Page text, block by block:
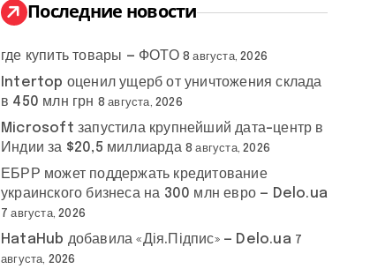
:
Последние новости
где купить товары — ФОТО 8 августа, 2026
Intertop оценил ущерб от уничтожения склада
в 450 млн грн 8 августа, 2026
Microsoft запустила крупнейший дата-центр в
Индии за $20,5 миллиарда 8 августа, 2026
ЕБРР может поддержать кредитование
украинского бизнеса на 300 млн евро — Delo.ua
7 августа, 2026
HataHub добавила «Дія.Підпис» — Delo.ua 7
августа, 2026